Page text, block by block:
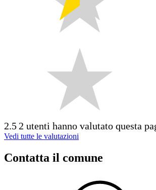
2.5 2 utenti hanno valutato questa
Vedi tutte le valutazioni
Contatta il comune